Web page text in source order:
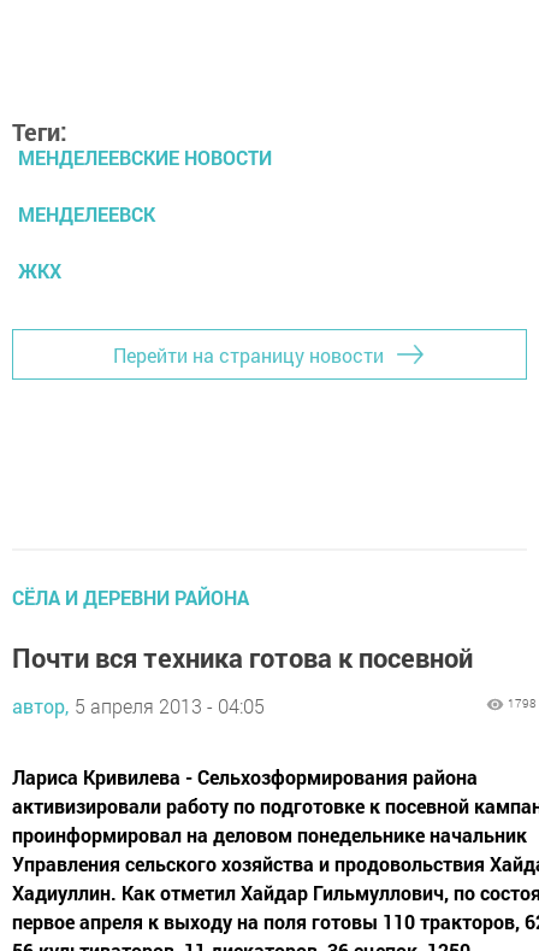
Теги:
МЕНДЕЛЕЕВСКИЕ НОВОСТИ
МЕНДЕЛЕЕВСК
ЖКХ
Перейти на страницу новости
СЁЛА И ДЕРЕВНИ РАЙОНА
Почти вся техника готова к посевной
автор, 5 апреля 2013 - 04:05 1798
Лариса Кривилева - Сельхозформирования района
активизировали работу по подготовке к посевной
проинформировал на деловом понедельнике начальник
Управления сельского хозяйства и продовольствия
Хадиуллин. Как отметил Хайдар Гильмуллович, по
первое апреля к выходу на поля готовы 110 тракторов,